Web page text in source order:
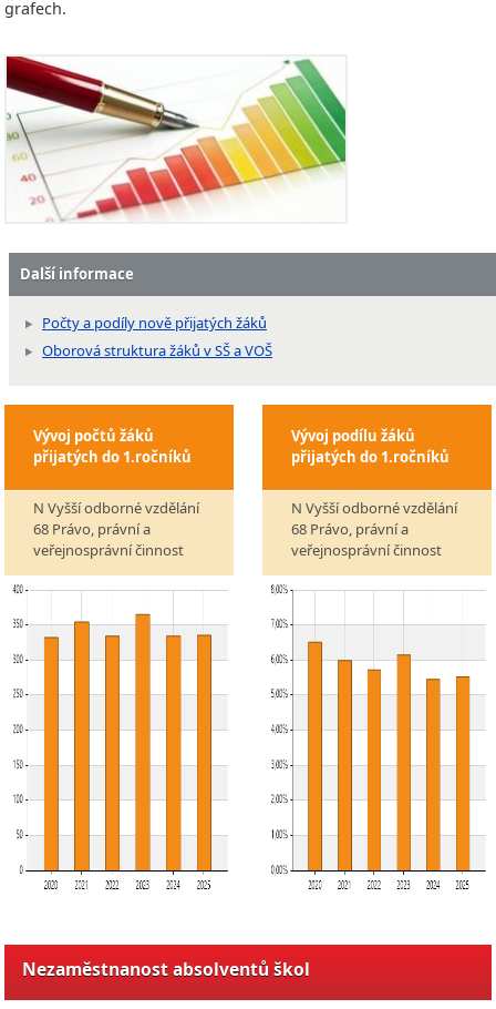
grafech.
Další informace
Počty a podíly nově přijatých žáků
Oborová struktura žáků v SŠ a VOŠ
Vývoj počtů žáků
přijatých do 1.ročníků
N Vyšší odborné vzdělání
68 Právo, právní a
veřejnosprávní činnost
Vývoj podílu žáků
přijatých do 1.ročníků
N Vyšší odborné vzdělání
68 Právo, právní a
veřejnosprávní činnost
Nezaměstnanost absolventů škol